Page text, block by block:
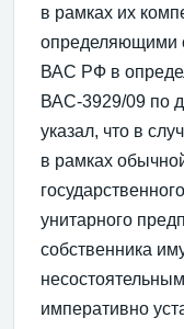
в рамках их
определяющими
ВАС РФ в
ВАС-3929/09 по
указал, что в
в рамках
унитарного
собственника
императивно